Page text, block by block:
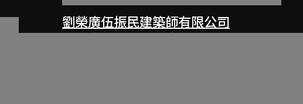
劉榮廣伍振民建築師有限公司